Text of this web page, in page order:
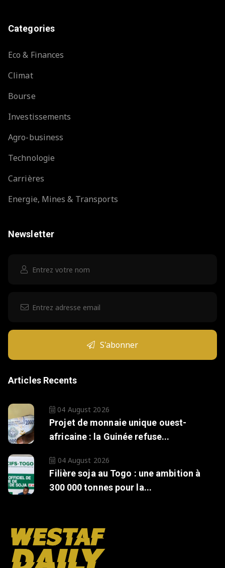
Categories
Eco & Finances
Climat
Bourse
Investissements
Agro-business
Technologie
Carrières
Energie, Mines & Transports
Newsletter
S'abonner
Articles Recents
04 August 2026
Projet de monnaie unique ouest-
africaine : la Guinée refuse...
04 August 2026
Filière soja au Togo : une ambition à
300 000 tonnes pour la...